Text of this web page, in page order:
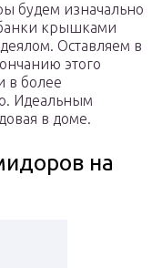
будем изначально
крышками
Оставляем в
этого
в более
Идеальным
в доме.
на